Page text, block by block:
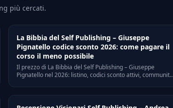
più cercati.
La Bibbia del Self Publishing – Giuseppe
Pignatello codice sconto 2026: come pagare il
corso il meno possibile
Il prezzo di La Bibbia del Self Publishing – Giuseppe
Pignatello nel 2026: listino, codici sconto attivi, community